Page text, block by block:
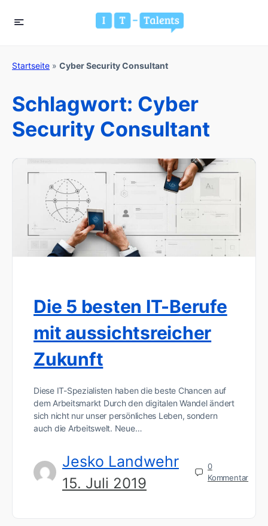
Startseite » Cyber Security Consultant
Schlagwort: Cyber
Security Consultant
Die 5 besten IT-Berufe
mit aussichtsreicher
Zukunft
Diese IT-Spezialisten haben die beste Chancen auf
dem Arbeitsmarkt Durch den digitalen Wandel ändert
sich nicht nur unser persönliches Leben, sondern
auch die Arbeitswelt. Neue…
Jesko Landwehr
15. Juli 2019
0
Kommentar